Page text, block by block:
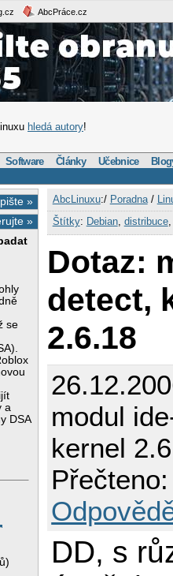
AbcPráce.cz
hledá autory!
Software Články Učebnice
»
»
se
a
DSA
AbcLinuxu:/ Poradna/
Štítky: Debian, distribuce
Dotaz:
detect,
2.6.18
modul
kernel
DD, s